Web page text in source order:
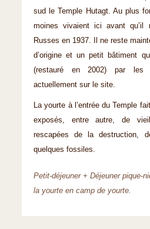
sud le Temple Hutagt. Au plus
moines vivaient ici avant
Russes en 1937. Il ne reste
d’origine et un petit bâtiment
(restauré en 2002) par les
actuellement sur le site.
La yourte à l’entrée du Temple
exposés, entre autre, de
rescapées de la destruction,
quelques fossiles.
Petit-déjeuner + Déjeuner pique-
la yourte en camp de yourte.